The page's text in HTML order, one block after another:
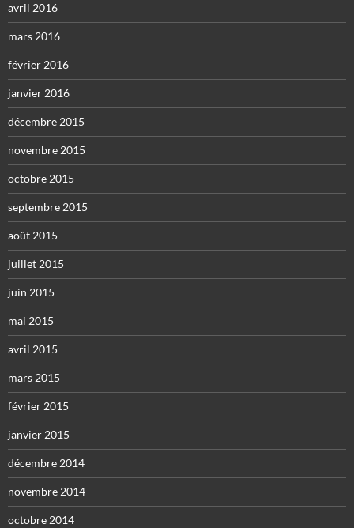
avril 2016
mars 2016
février 2016
janvier 2016
décembre 2015
novembre 2015
octobre 2015
septembre 2015
août 2015
juillet 2015
juin 2015
mai 2015
avril 2015
mars 2015
février 2015
janvier 2015
décembre 2014
novembre 2014
octobre 2014